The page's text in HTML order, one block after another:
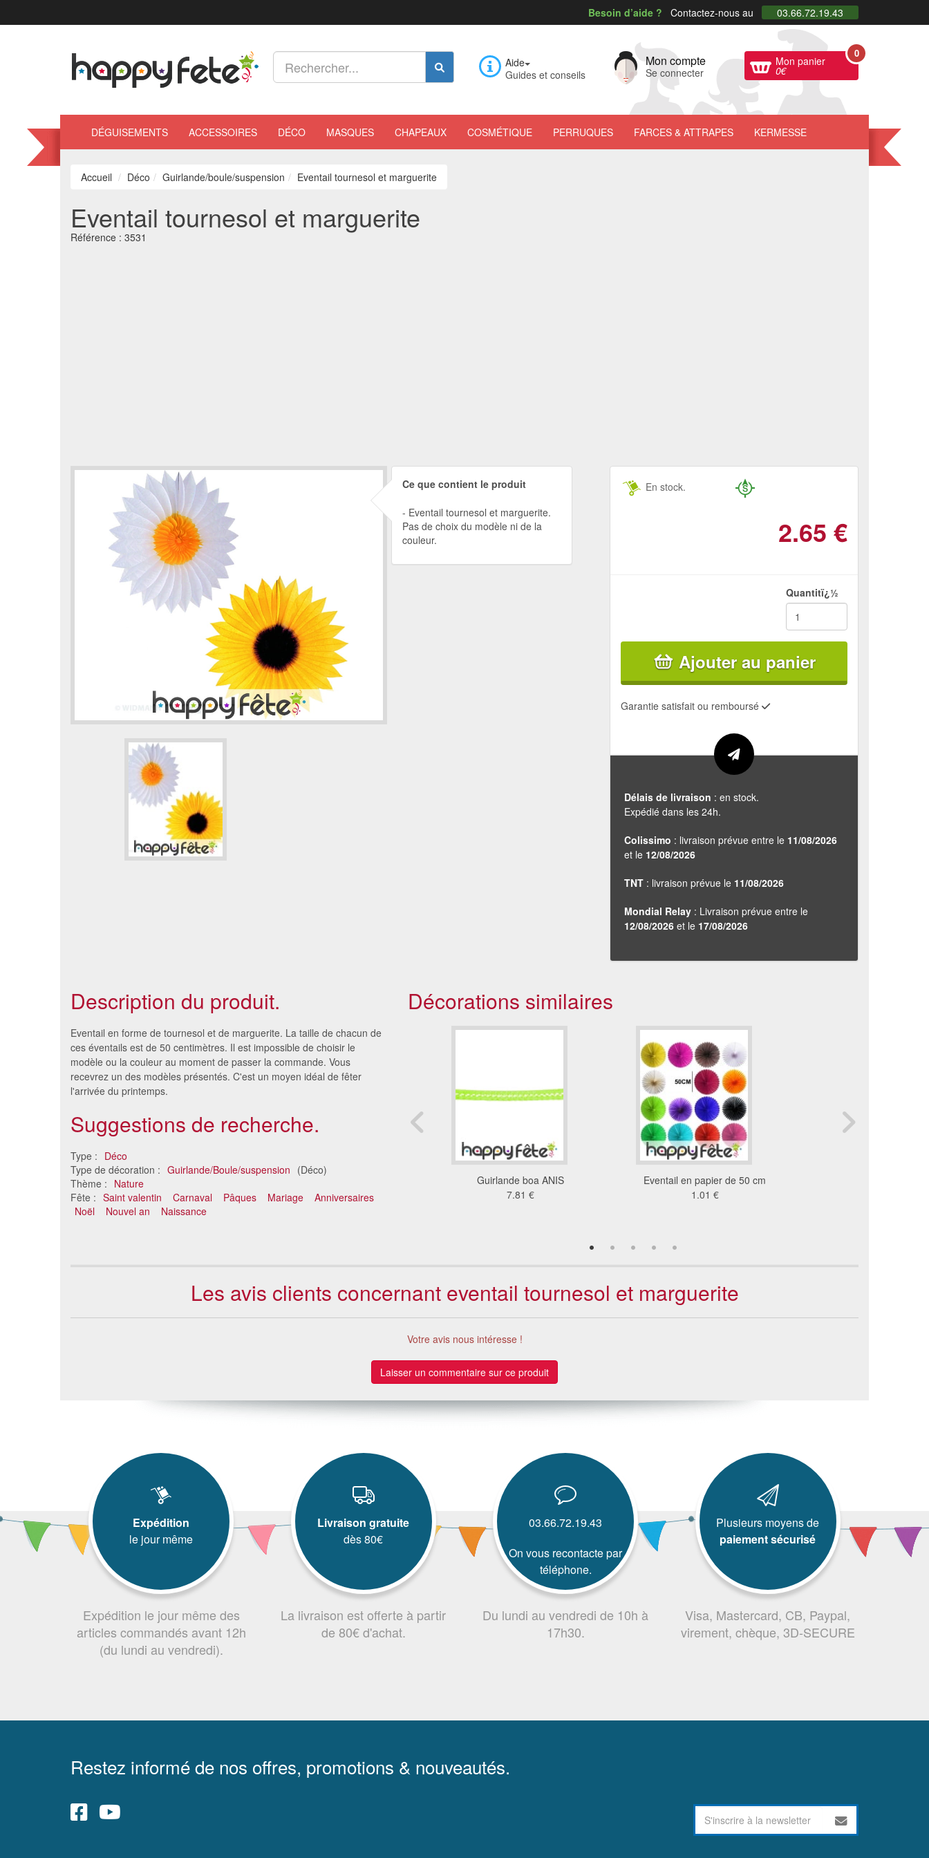
Besoin d’aide ? Contactez-nous au 03.66.72.19.43
Aide
Guides et conseils
Mon compte
Se connecter
Mon panier
0€
0
DÉGUISEMENTS ACCESSOIRES DÉCO MASQUES CHAPEAUX COSMÉTIQUE PERRUQUES FARCES & ATTRAPES KERMESSE
Accueil Déco Guirlande/boule/suspension Eventail tournesol et marguerite
Eventail tournesol et marguerite
Référence : 3531
Ce que contient le produit
Eventail tournesol et marguerite.
Pas de choix du modèle ni de la
couleur.
En stock.
2.65 €
Quantitï¿½
Ajouter au panier
Garantie satisfait ou remboursé
Délais de livraison : en stock.
Expédié dans les 24h.
Colissimo : livraison prévue entre le 11/08/2026
et le 12/08/2026
TNT : livraison prévue le 11/08/2026
Mondial Relay : Livraison prévue entre le
12/08/2026 et le 17/08/2026
Description du produit.
Eventail en forme de tournesol et de marguerite. La taille de chacun de
ces éventails est de 50 centimètres. Il est impossible de choisir le
modèle ou la couleur au moment de passer la commande. Vous
recevrez un des modèles présentés. C'est un moyen idéal de fêter
l'arrivée du printemps.
Suggestions de recherche.
Type : Déco
Type de décoration : Guirlande/Boule/suspension (Déco)
Thème : Nature
Fête : Saint valentin Carnaval Pâques Mariage
Anniversaires
Noël
Nouvel an Naissance
Décorations similaires
Boule alvéolée en papier de 32
cm
2.98 €
Drapeau Chypre (100x150)
60 €
Guirlande boa ANIS
7.81 €
Eventail en papier de 50 cm
1.01 €
Les avis clients concernant eventail tournesol et marguerite
Votre avis nous intéresse !
Laisser un commentaire sur ce produit
Expédition
le jour même
Expédition le jour même des
articles commandés avant 12h
(du lundi au vendredi).
Livraison gratuite
dès 80€
La livraison est offerte à partir
de 80€ d'achat.
03.66.72.19.43
On vous recontacte par
téléphone.
Du lundi au vendredi de 10h à
17h30.
Plusieurs moyens de
paiement sécurisé
Visa, Mastercard, CB, Paypal,
virement, chèque, 3D-SECURE
Restez informé de nos offres, promotions & nouveautés.